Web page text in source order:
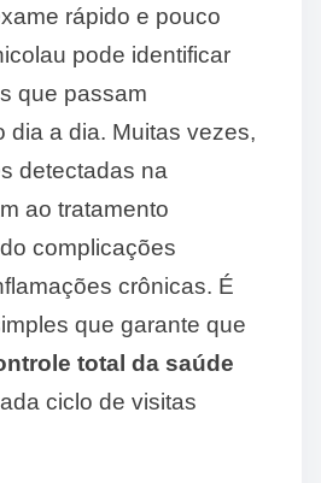
rápido e pouco
pode identificar
que passam
dia a dia. Muitas vezes,
detectadas na
ao tratamento
complicações
crônicas. É
que garante que
total da saúde
ciclo de visitas